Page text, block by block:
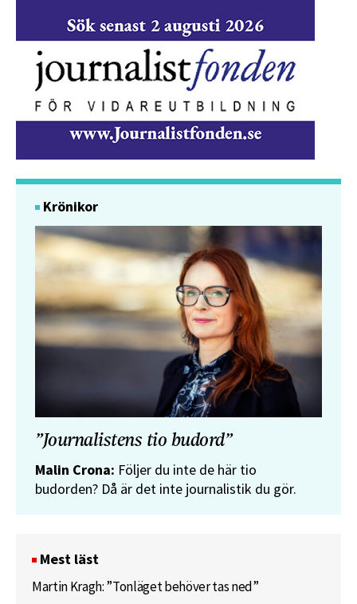
Krönikor
”Journalistens tio budord”
Malin Crona: Följer du inte de här tio
budorden? Då är det inte journalistik du gör.
Mest läst
Martin Kragh: ”Tonläget behöver tas ned”